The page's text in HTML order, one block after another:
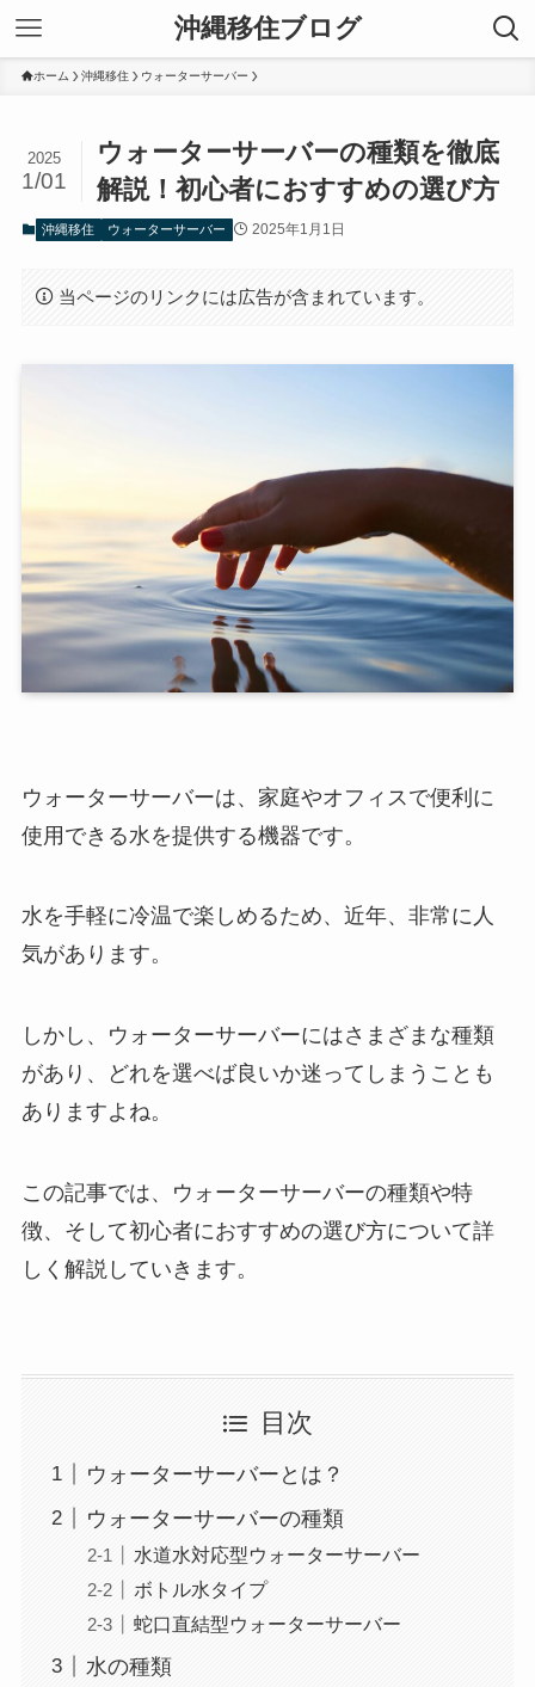
沖縄移住ブログ
ホーム 沖縄移住 ウォーターサーバー
ウォーターサーバーの種類を徹底
解説！初心者におすすめの選び方
2025
1/01
沖縄移住 ウォーターサーバー 2025年1月1日
当ページのリンクには広告が含まれています。
ウォーターサーバーは、家庭やオフィスで便利に
使用できる水を提供する機器です。
水を手軽に冷温で楽しめるため、近年、非常に人
気があります。
しかし、ウォーターサーバーにはさまざまな種類
があり、どれを選べば良いか迷ってしまうことも
ありますよね。
この記事では、ウォーターサーバーの種類や特
徴、そして初心者におすすめの選び方について詳
しく解説していきます。
目次
ウォーターサーバーとは？
ウォーターサーバーの種類
水道水対応型ウォーターサーバー
ボトル水タイプ
蛇口直結型ウォーターサーバー
水の種類